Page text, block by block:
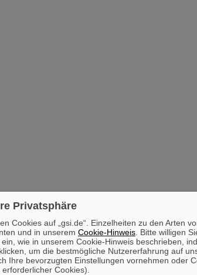
Privatsphäre
Cookies auf „gsi.de“. Einzelheiten zu den Arten
und in unserem Cookie-Hinweis . Bitte willigen
wie in unserem Cookie-Hinweis beschrieben,
um die bestmögliche Nutzererfahrung auf
Ihre bevorzugten Einstellungen vornehmen oder
Cookies).